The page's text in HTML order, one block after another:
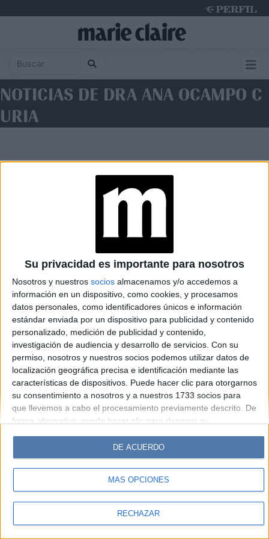
Su privacidad es importante para nosotros
Nosotros y nuestros socios almacenamos y/o accedemos a
información en un dispositivo, como cookies, y procesamos
datos personales, como identificadores únicos e información
estándar enviada por un dispositivo para publicidad y contenido
personalizado, medición de publicidad y contenido,
investigación de audiencia y desarrollo de servicios. Con su
permiso, nosotros y nuestros socios podemos utilizar datos de
localización geográfica precisa e identificación mediante las
características de dispositivos. Puede hacer clic para otorgarnos
su consentimiento a nosotros y a nuestros 1733 socios para
que llevemos a cabo el procesamiento previamente descrito. De
forma alternativa, puede hacer clic para denegar su
cambiar sus preferencias antes de otorgar su consentimiento.
Tenga en cuenta que algún procesamiento de sus datos
personales puede no requerir de su consentimiento, pero usted
tiene el derecho de rechazar tal procesamiento. Sus
sus preferencias o retirar su consentimiento en cualquier
MÁS OPCIONES
RECHAZAR
DE ACUERDO
NOTICIAS DE DRA ANA OCAMPO C
URIA
Caras Noticias
Hombre
Parabrisas
Look
Luz Mía Lunateen Break BATimes
© Perfil.com 2006-2019 - Todos los derechos reservados
Registro de Propiedad Intelectual: Nro. 5346433